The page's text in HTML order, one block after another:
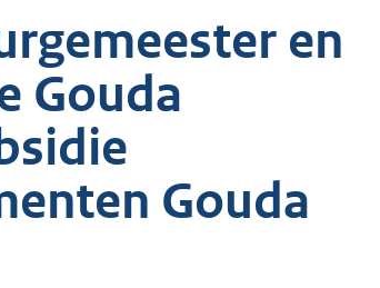
en
Gouda
Gouda